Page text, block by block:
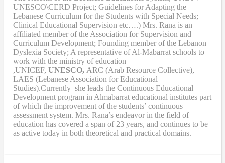
UNESCO\CERD Project; Guidelines for Adapting the
Lebanese Curriculum for the Students with Special Needs;
Clinical Educational Supervision etc….) Mrs. Rana is an
affiliated member of the Association for Supervision and
Curriculum Development; Founding member of the Lebanon
Dyslexia Society; A representative of Al-Mabarrat schools to
work with the ministry of education
,UNICEF, UNESCO, ARC (Arab Resource Collective),
LAES (Lebanese Association for Educational
Studies).Currently she leads the Continuous Educational
Development program in Almabarrat educational institutes part
of which the improvement of the students’ continuous
assessment system. Mrs. Rana’s endeavor in the field of
education has covered a span of 23 years, and continues to be
as active today in both theoretical and practical domains.